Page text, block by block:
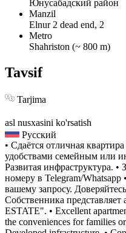
Юнусабадский район
Manzil
Elnur 2 dead end, 2
Metro
Shahriston (~ 800 m)
Tavsif
Tarjima
asl nusxasini ko'rsatish
Русский
• Сдаётся отличная
удобствами семейным или
Развитая инфраструктура.
номеру в Telegram/
вашему запросу.
Собственника
ESTATE". • Excellent
the conveniences for families